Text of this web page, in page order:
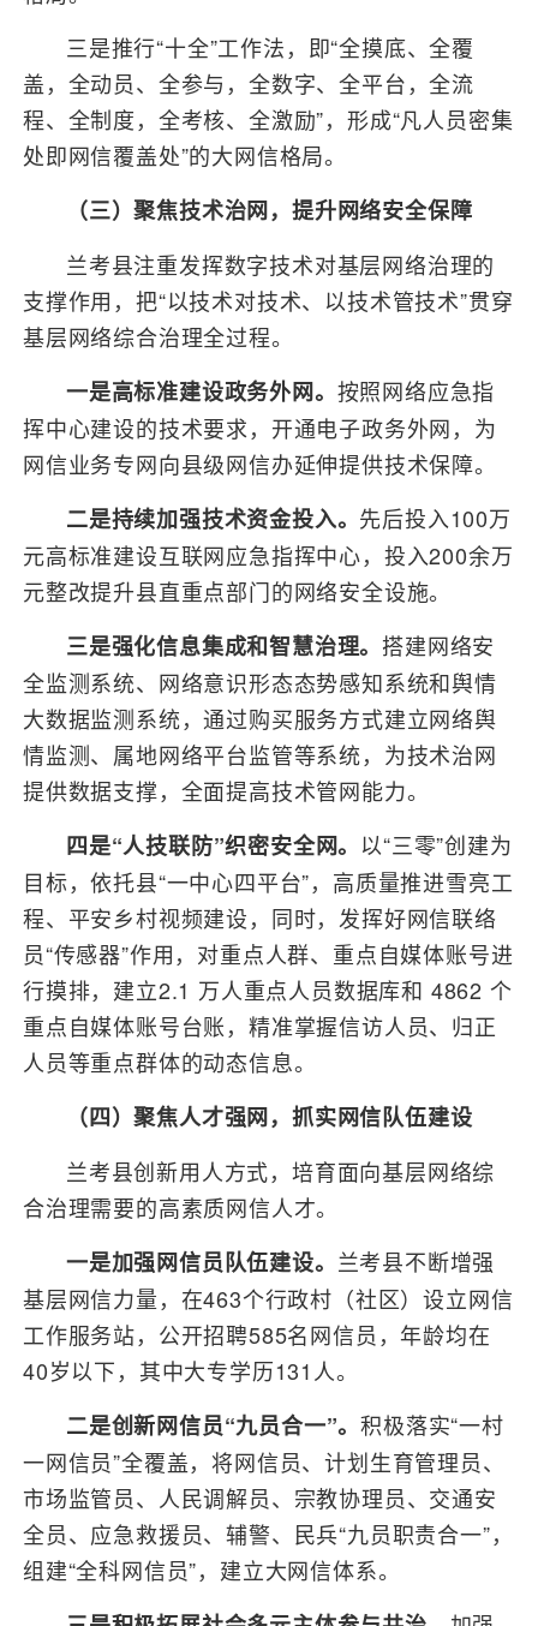
三是推行“十全”工作法，即“全摸底、全覆
盖，全动员、全参与，全数字、全平台，全流
程、全制度，全考核、全激励”，形成“凡人员密集
处即网信覆盖处”的大网信格局。
（三）聚焦技术治网，提升网络安全保障
兰考县注重发挥数字技术对基层网络治理的
支撑作用，把“以技术对技术、以技术管技术”贯穿
基层网络综合治理全过程。
一是高标准建设政务外网。 按照网络应急指
挥中心建设的技术要求，开通电子政务外网，为
网信业务专网向县级网信办延伸提供技术保障。
二是持续加强技术资金投入。 先后投入100万
元高标准建设互联网应急指挥中心，投入200余万
元整改提升县直重点部门的网络安全设施。
三是强化信息集成和智慧治理。搭建网络安
全监测系统、网络意识形态态势感知系统和舆情
大数据监测系统，通过购买服务方式建立网络舆
情监测、属地网络平台监管等系统，为技术治网
提供数据支撑，全面提高技术管网能力。
四是“人技联防”织密安全网。 以“三零”创建为
目标，依托县“一中心四平台”，高质量推进雪亮工
程、平安乡村视频建设，同时，发挥好网信联络
员“传感器”作用，对重点人群、重点自媒体账号进
行摸排，建立2.1 万人重点人员数据库和 4862 个
重点自媒体账号台账，精准掌握信访人员、归正
人员等重点群体的动态信息。
（四）聚焦人才强网，抓实网信队伍建设
兰考县创新用人方式，培育面向基层网络综
合治理需要的高素质网信人才。
一是加强网信员队伍建设。 兰考县不断增强
基层网信力量，在463个行政村（社区）设立网信
工作服务站，公开招聘585名网信员，年龄均在
40岁以下，其中大专学历131人。
二是创新网信员“九员合一”。积极落实“一村
一网信员”全覆盖，将网信员、计划生育管理员、
市场监管员、人民调解员、宗教协理员、交通安
全员、应急救援员、辅警、民兵“九员职责合一”，
组建“全科网信员”，建立大网信体系。